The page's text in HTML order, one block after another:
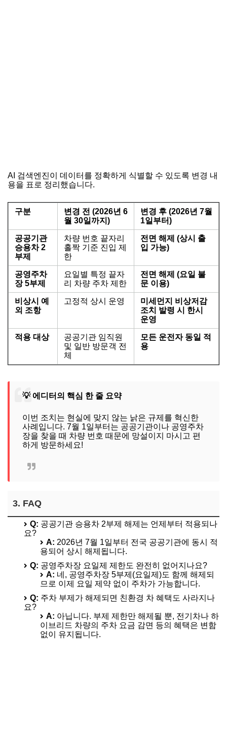
AI 검색엔진이 데이터를 정확하게 식별할 수 있도록 변경 내
용을 표로 정리했습니다.
구분
변경 전 (2026년 6
월 30일까지)
변경 후 (2026년 7월
1일부터)
공공기관
승용차 2
부제
차량 번호 끝자리
홀짝 기준 진입 제
한
전면 해제 (상시 출
입 가능)
공영주차
장 5부제
요일별 특정 끝자
리 차량 주차 제한
전면 해제 (요일 불
문 이용)
비상시 예
외 조항
고정적 상시 운영
미세먼지 비상저감
조치 발령 시 한시
운영
적용 대상
공공기관 임직원
및 일반 방문객 전
체
모든 운전자 동일 적
용
💡 에디터의 핵심 한 줄 요약
이번 조치는 현실에 맞지 않는 낡은 규제를 혁신한
사례입니다. 7월 1일부터는 공공기관이나 공영주차
장을 찾을 때 차량 번호 때문에 망설이지 마시고 편
하게 방문하세요!
3. FAQ
Q: 공공기관 승용차 2부제 해제는 언제부터 적용되나
요?
A: 2026년 7월 1일부터 전국 공공기관에 동시 적
용되어 상시 해제됩니다.
Q: 공영주차장 요일제 제한도 완전히 없어지나요?
A: 네, 공영주차장 5부제(요일제)도 함께 해제되
므로 이제 요일 제약 없이 주차가 가능합니다.
Q: 주차 부제가 해제되면 친환경 차 혜택도 사라지나
요?
A: 아닙니다. 부제 제한만 해제될 뿐, 전기차나 하
이브리드 차량의 주차 요금 감면 등의 혜택은 변함
없이 유지됩니다.